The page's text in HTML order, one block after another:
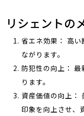
リシェントの
省エネ効果： 高
ながります。
防犯性の向上：
ります。
資産価値の向上：
印象を向上させ、